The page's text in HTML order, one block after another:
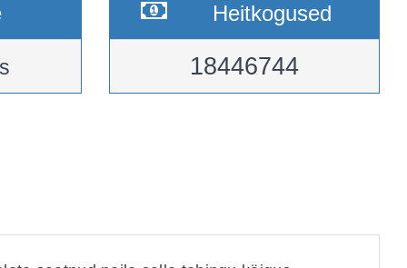
Heitkogused
18446744